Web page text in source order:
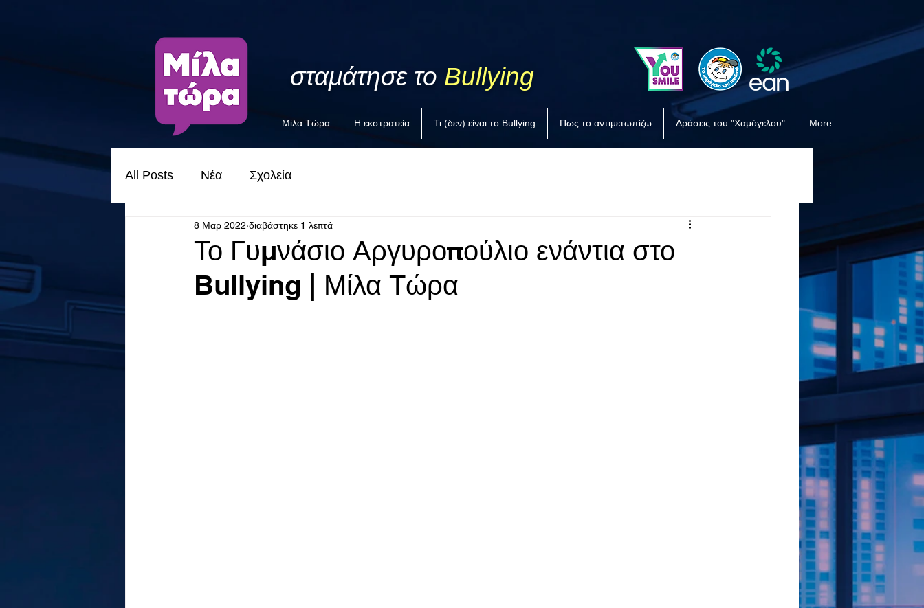
σταμάτησε το Bullying
Μίλα Τώρα Η εκστρατεία Τι (δεν) είναι το Bullying Πως το αντιμετωπίζω Δράσεις του "Χαμόγελου" More
All Posts Νέα Σχολεία
Το Γυμνάσιο Αργυροπούλιο ενάντια στο
Bullying | Μίλα Τώρα
8 Μαρ 2022 διαβάστηκε 1 λεπτά